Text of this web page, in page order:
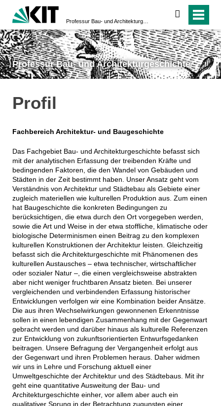
suchen
Professur Bau- und Architekturgeschichte
Profil
Fachbereich Architektur- und Baugeschichte
Das Fachgebiet Bau- und Architekturgeschichte befasst sich
mit der analytischen Erfassung der treibenden Kräfte und
bedingenden Faktoren, die den Wandel von Gebäuden und
Städten in der Zeit bestimmt haben. Unser Ansatz geht vom
Verständnis von Architektur und Städtebau als Gebiete einer
zugleich materiellen wie kulturellen Produktion aus. Zum einen
hat Baugeschichte die konkreten Bedingungen zu
berücksichtigen, die etwa durch den Ort vorgegeben werden,
sowie die Art und Weise in der etwa stoffliche, klimatische oder
biologische Determinismen einen Beitrag zu den komplexen
kulturellen Konstruktionen der Architektur leisten. Gleichzeitig
befasst sich die Architekturgeschichte mit Phänomenen des
kulturellen Austausches – etwa technischer, wirtschaftlicher
oder sozialer Natur –, die einen vergleichsweise abstrakten
aber nicht weniger fruchtbaren Ansatz bieten. Bei unserer
vergleichenden und verbindenden Erfassung historischer
Entwicklungen verfolgen wir eine Kombination beider Ansätze.
Die aus ihren Wechselwirkungen gewonnenen Erkenntnisse
sollen in einen lebendigen Zusammenhang mit der Gegenwart
gebracht werden und darüber hinaus als kulturelle Referenzen
zur Entwicklung von zukunftsorientierten Entwurfsgedanken
beitragen. Unsere Befragung der Vergangenheit erfolgt aus
der Gegenwart und ihren Problemen heraus. Daher widmen
wir uns in Lehre und Forschung aktuell einer
Umweltgeschichte der Architektur und des Städtebaus. Mit ihr
geht eine quantitative Ausweitung der Bau- und
Architekturgeschichte einher, vor allem aber auch ein
qualitativer Sprung in der Betrachtung zugunsten einer